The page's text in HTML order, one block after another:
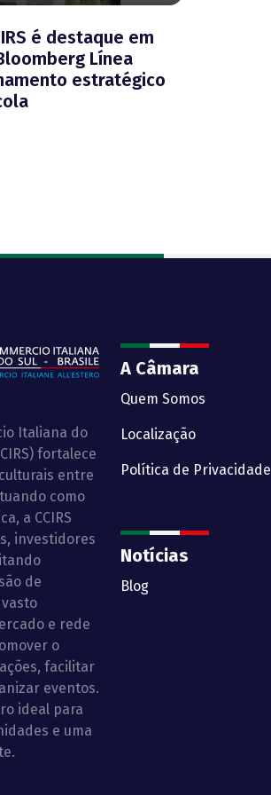
é destaque em
Línea
estratégico
Italiana do
fortalece
entre
como
a CCIRS
investidores
de
e rede
o
facilitar
eventos.
ideal para
e uma
A Câmara
Quem Somos
Localização
Política de Privacidade
Notícias
Blog